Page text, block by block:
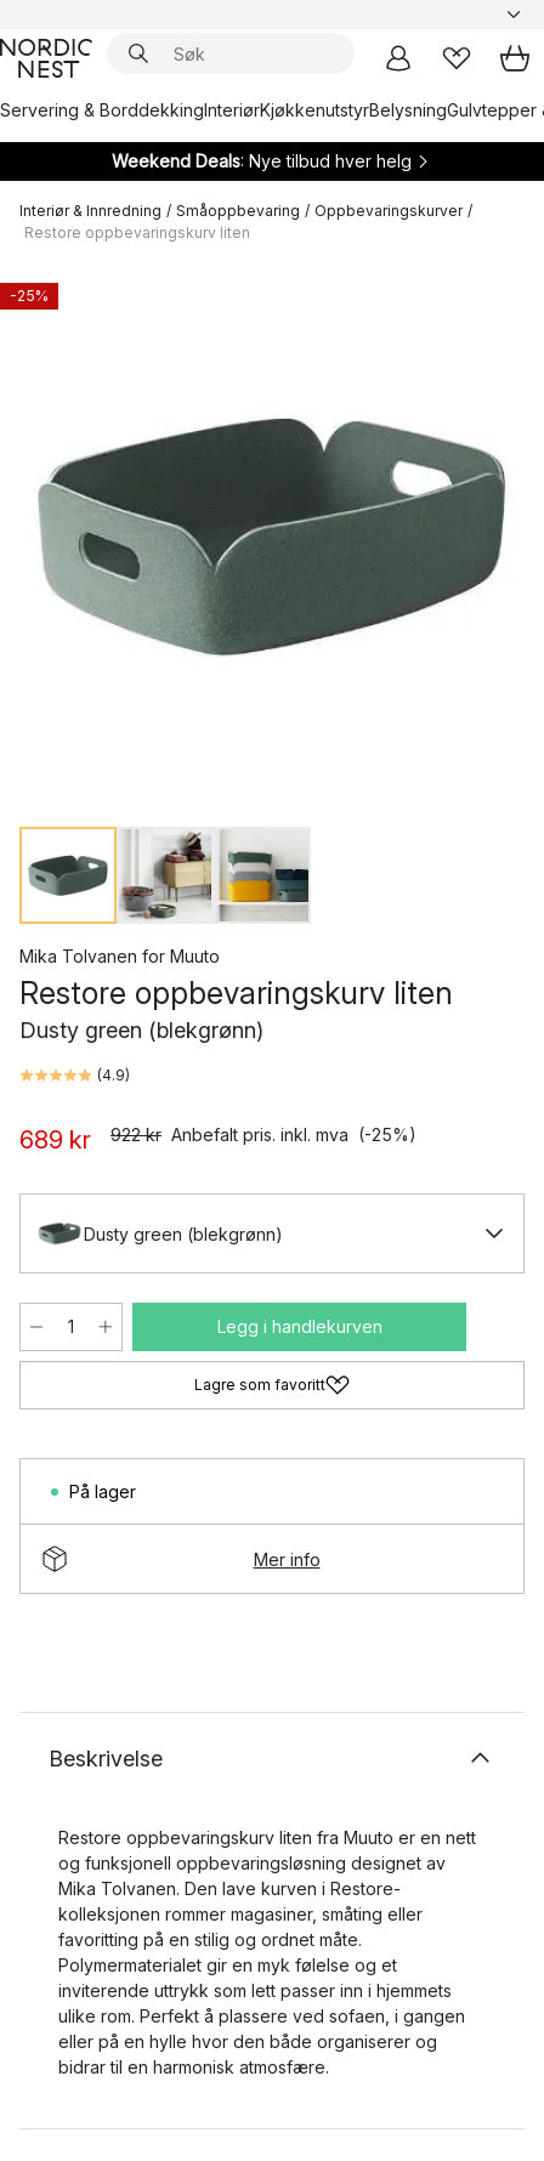
Servering & BorddekkingInteriørKjøkkenutstyrBelysningGulvtepper
Weekend Deals: Nye tilbud hver helg
Interiør & Innredning / Småoppbevaring / Oppbevaringskurver /
Restore oppbevaringskurv liten
-25%
Mika Tolvanen for Muuto
Restore oppbevaringskurv liten
Dusty green (blekgrønn)
(4.9)
689 kr 922 kr Anbefalt pris. inkl. mva (-25%)
Dusty green (blekgrønn)
Legg i handlekurven
Lagre som favoritt
På lager
Mer info
Beskrivelse
Restore oppbevaringskurv liten fra Muuto er en nett
og funksjonell oppbevaringsløsning designet av
Mika Tolvanen. Den lave kurven i Restore-
kolleksjonen rommer magasiner, småting eller
favoritting på en stilig og ordnet måte.
Polymermaterialet gir en myk følelse og et
inviterende uttrykk som lett passer inn i hjemmets
ulike rom. Perfekt å plassere ved sofaen, i gangen
eller på en hylle hvor den både organiserer og
bidrar til en harmonisk atmosfære.